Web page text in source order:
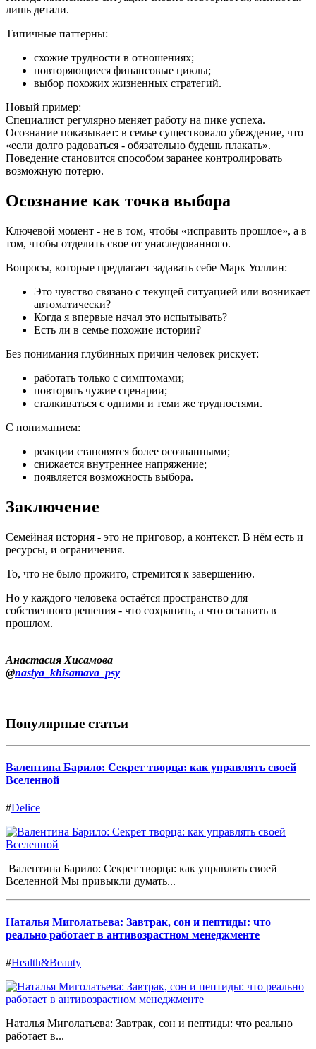
лишь детали.
Типичные паттерны:
схожие трудности в отношениях;
повторяющиеся финансовые циклы;
выбор похожих жизненных стратегий.
Новый пример:
Специалист регулярно меняет работу на пике успеха.
Осознание показывает: в семье существовало убеждение, что
«если долго радоваться - обязательно будешь плакать».
Поведение становится способом заранее контролировать
возможную потерю.
Осознание как точка выбора
Ключевой момент - не в том, чтобы «исправить прошлое», а в
том, чтобы отделить свое от унаследованного.
Вопросы, которые предлагает задавать себе Марк Уоллин:
Это чувство связано с текущей ситуацией или возникает
автоматически?
Когда я впервые начал это испытывать?
Есть ли в семье похожие истории?
Без понимания глубинных причин человек рискует:
работать только с симптомами;
повторять чужие сценарии;
сталкиваться с одними и теми же трудностями.
С пониманием:
реакции становятся более осознанными;
снижается внутреннее напряжение;
появляется возможность выбора.
Заключение
Семейная история - это не приговор, а контекст. В нём есть и
ресурсы, и ограничения.
То, что не было прожито, стремится к завершению.
Но у каждого человека остаётся пространство для
собственного решения - что сохранить, а что оставить в
прошлом.
Анастасия Хисамова
@nastya_khisamava_psy
Популярные статьи
Валентина Барило: Секрет творца: как управлять своей
Вселенной
#Delice
Валентина Барило: Секрет творца: как управлять своей
Вселенной Мы привыкли думать...
Наталья Миголатьева: Завтрак, сон и пептиды: что
реально работает в антивозрастном менеджменте
#Health&Beauty
Наталья Миголатьева: Завтрак, сон и пептиды: что реально
работает в...